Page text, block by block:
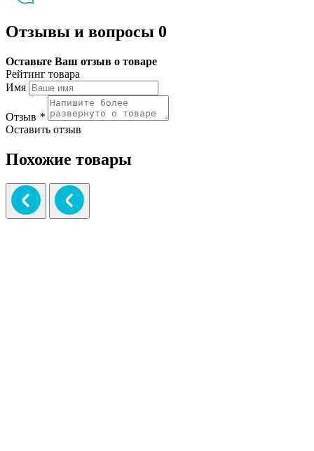
Отзывы и вопросы 0
Оставьте Ваш отзыв о товаре
Рейтинг товара
Имя
Отзыв *
Оставить отзыв
Похожие товары